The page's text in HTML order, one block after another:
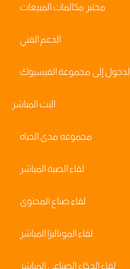
مختبر مكالمات المبيعات
الدعم الفني
الدخول إلى مجموعة الفيسبوك
البث المباشر
مجموعه مدى الحياه
لقاء الصبة المباشر
لقاء صناع المحتوى
لقاء الموناليزا المباشر
لقاء الذكاء الصناعي المباشر